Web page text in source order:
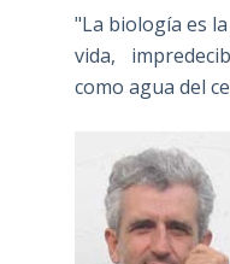
"La biología es
vida,
como agua del